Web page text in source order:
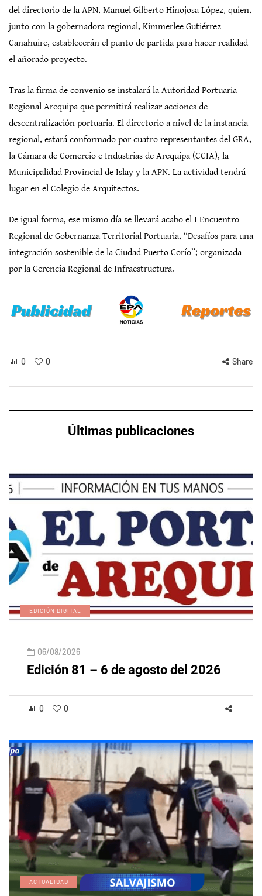
del directorio de la APN, Manuel Gilberto Hinojosa López, quien,
junto con la gobernadora regional, Kimmerlee Gutiérrez
Canahuire, establecerán el punto de partida para hacer realidad
el añorado proyecto.
Tras la firma de convenio se instalará la Autoridad Portuaria
Regional Arequipa que permitirá realizar acciones de
descentralización portuaria. El directorio a nivel de la instancia
regional, estará conformado por cuatro representantes del GRA,
la Cámara de Comercio e Industrias de Arequipa (CCIA), la
Municipalidad Provincial de Islay y la APN. La actividad tendrá
lugar en el Colegio de Arquitectos.
De igual forma, ese mismo día se llevará acabo el I Encuentro
Regional de Gobernanza Territorial Portuaria, “Desafíos para una
integración sostenible de la Ciudad Puerto Corío”; organizada
por la Gerencia Regional de Infraestructura.
0 0 Share
Últimas publicaciones
EDICIÓN DIGITAL
06/08/2026
Edición 81 – 6 de agosto del 2026
0 0
ACTUALIDAD